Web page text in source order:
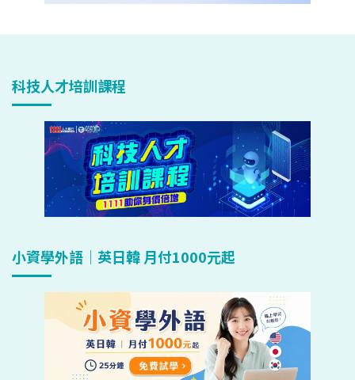
科技人才培訓課程
小資學外語｜英日韓 月付1000元起